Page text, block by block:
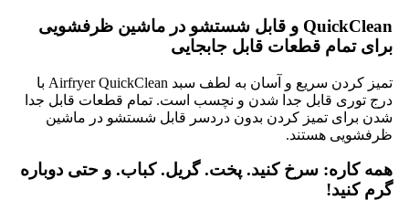
QuickClean و قابل شستشو در ماشین ظرفشویی
برای تمام قطعات قابل جابجایی
تمیز کردن سریع و آسان به لطف سبد Airfryer QuickClean با
درج توری قابل جدا شدن و نچسب است. تمام قطعات قابل جدا
شدن برای تمیز کردن بدون دردسر قابل شستشو در ماشین
ظرفشویی هستند.
همه کاره: سرخ کنید. پخت. گریل. کباب. و حتی دوباره
گرم کنید!